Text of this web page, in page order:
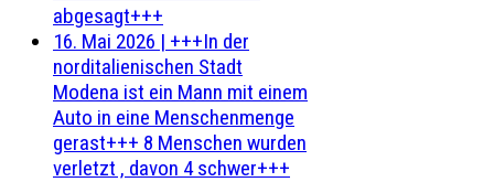
abgesagt+++
16. Mai 2026 | +++In der
norditalienischen Stadt
Modena ist ein Mann mit einem
Auto in eine Menschenmenge
gerast+++ 8 Menschen wurden
verletzt , davon 4 schwer+++